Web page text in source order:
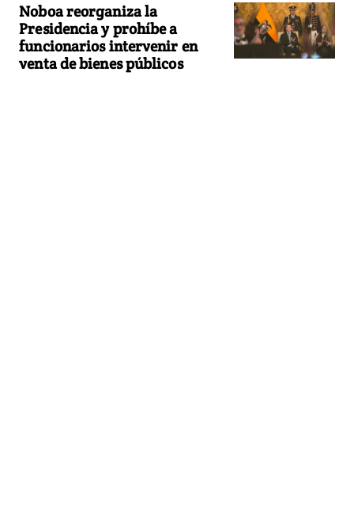
Noboa reorganiza la
Presidencia y prohíbe a
funcionarios intervenir en
venta de bienes públicos